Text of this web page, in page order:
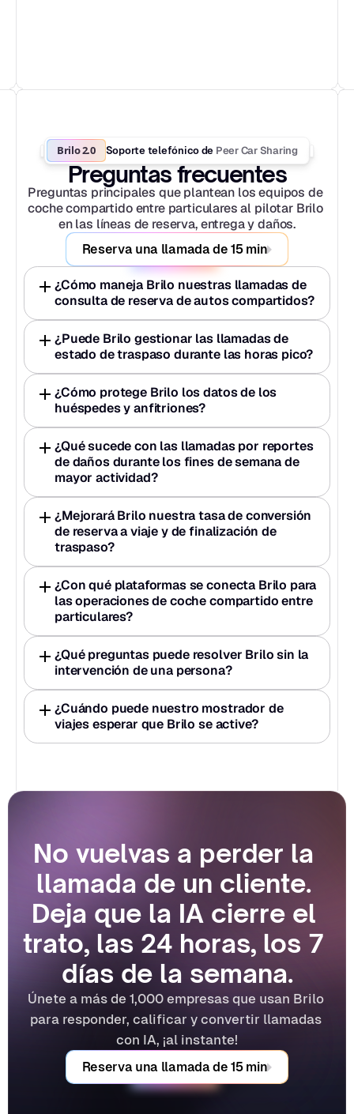
Brilo 2.0 Soporte telefónico de Peer Car Sharing
Preguntas frecuentes
Preguntas principales que plantean los equipos de
coche compartido entre particulares al pilotar Brilo
en las líneas de reserva, entrega y daños.
Reserva una llamada de 15 min
¿Cómo maneja Brilo nuestras llamadas de
consulta de reserva de autos compartidos?
¿Puede Brilo gestionar las llamadas de
estado de traspaso durante las horas pico?
¿Cómo protege Brilo los datos de los
huéspedes y anfitriones?
¿Qué sucede con las llamadas por reportes
de daños durante los fines de semana de
mayor actividad?
¿Mejorará Brilo nuestra tasa de conversión
de reserva a viaje y de finalización de
traspaso?
¿Con qué plataformas se conecta Brilo para
las operaciones de coche compartido entre
particulares?
¿Qué preguntas puede resolver Brilo sin la
intervención de una persona?
¿Cuándo puede nuestro mostrador de
viajes esperar que Brilo se active?
No vuelvas a perder la
llamada de un cliente.
Deja que la IA cierre el
trato, las 24 horas, los 7
días de la semana.
Únete a más de 1,000 empresas que usan Brilo
para responder, calificar y convertir llamadas
con IA, ¡al instante!
Reserva una llamada de 15 min